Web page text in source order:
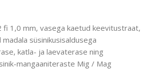
fi 1,0 mm, vasega kaetud keevitustraat,
süsinikusisaldusega
katla- ja laevaterase ning
mangaaniteraste Mig / Mag